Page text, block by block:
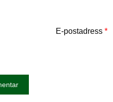
E-postadress*